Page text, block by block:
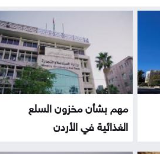
مهم بشأن مخزون السلع
الغذائية في الأردن